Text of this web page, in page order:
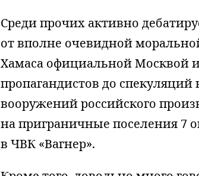
Среди прочих активно
от вполне очевидной
Хамаса официальной Москвой
пропагандистов до
вооружений российского
на приграничные поселения 7
в ЧВК «Вагнер».